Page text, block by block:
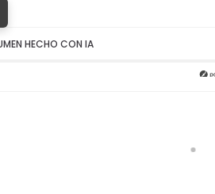
HECHO CON IA